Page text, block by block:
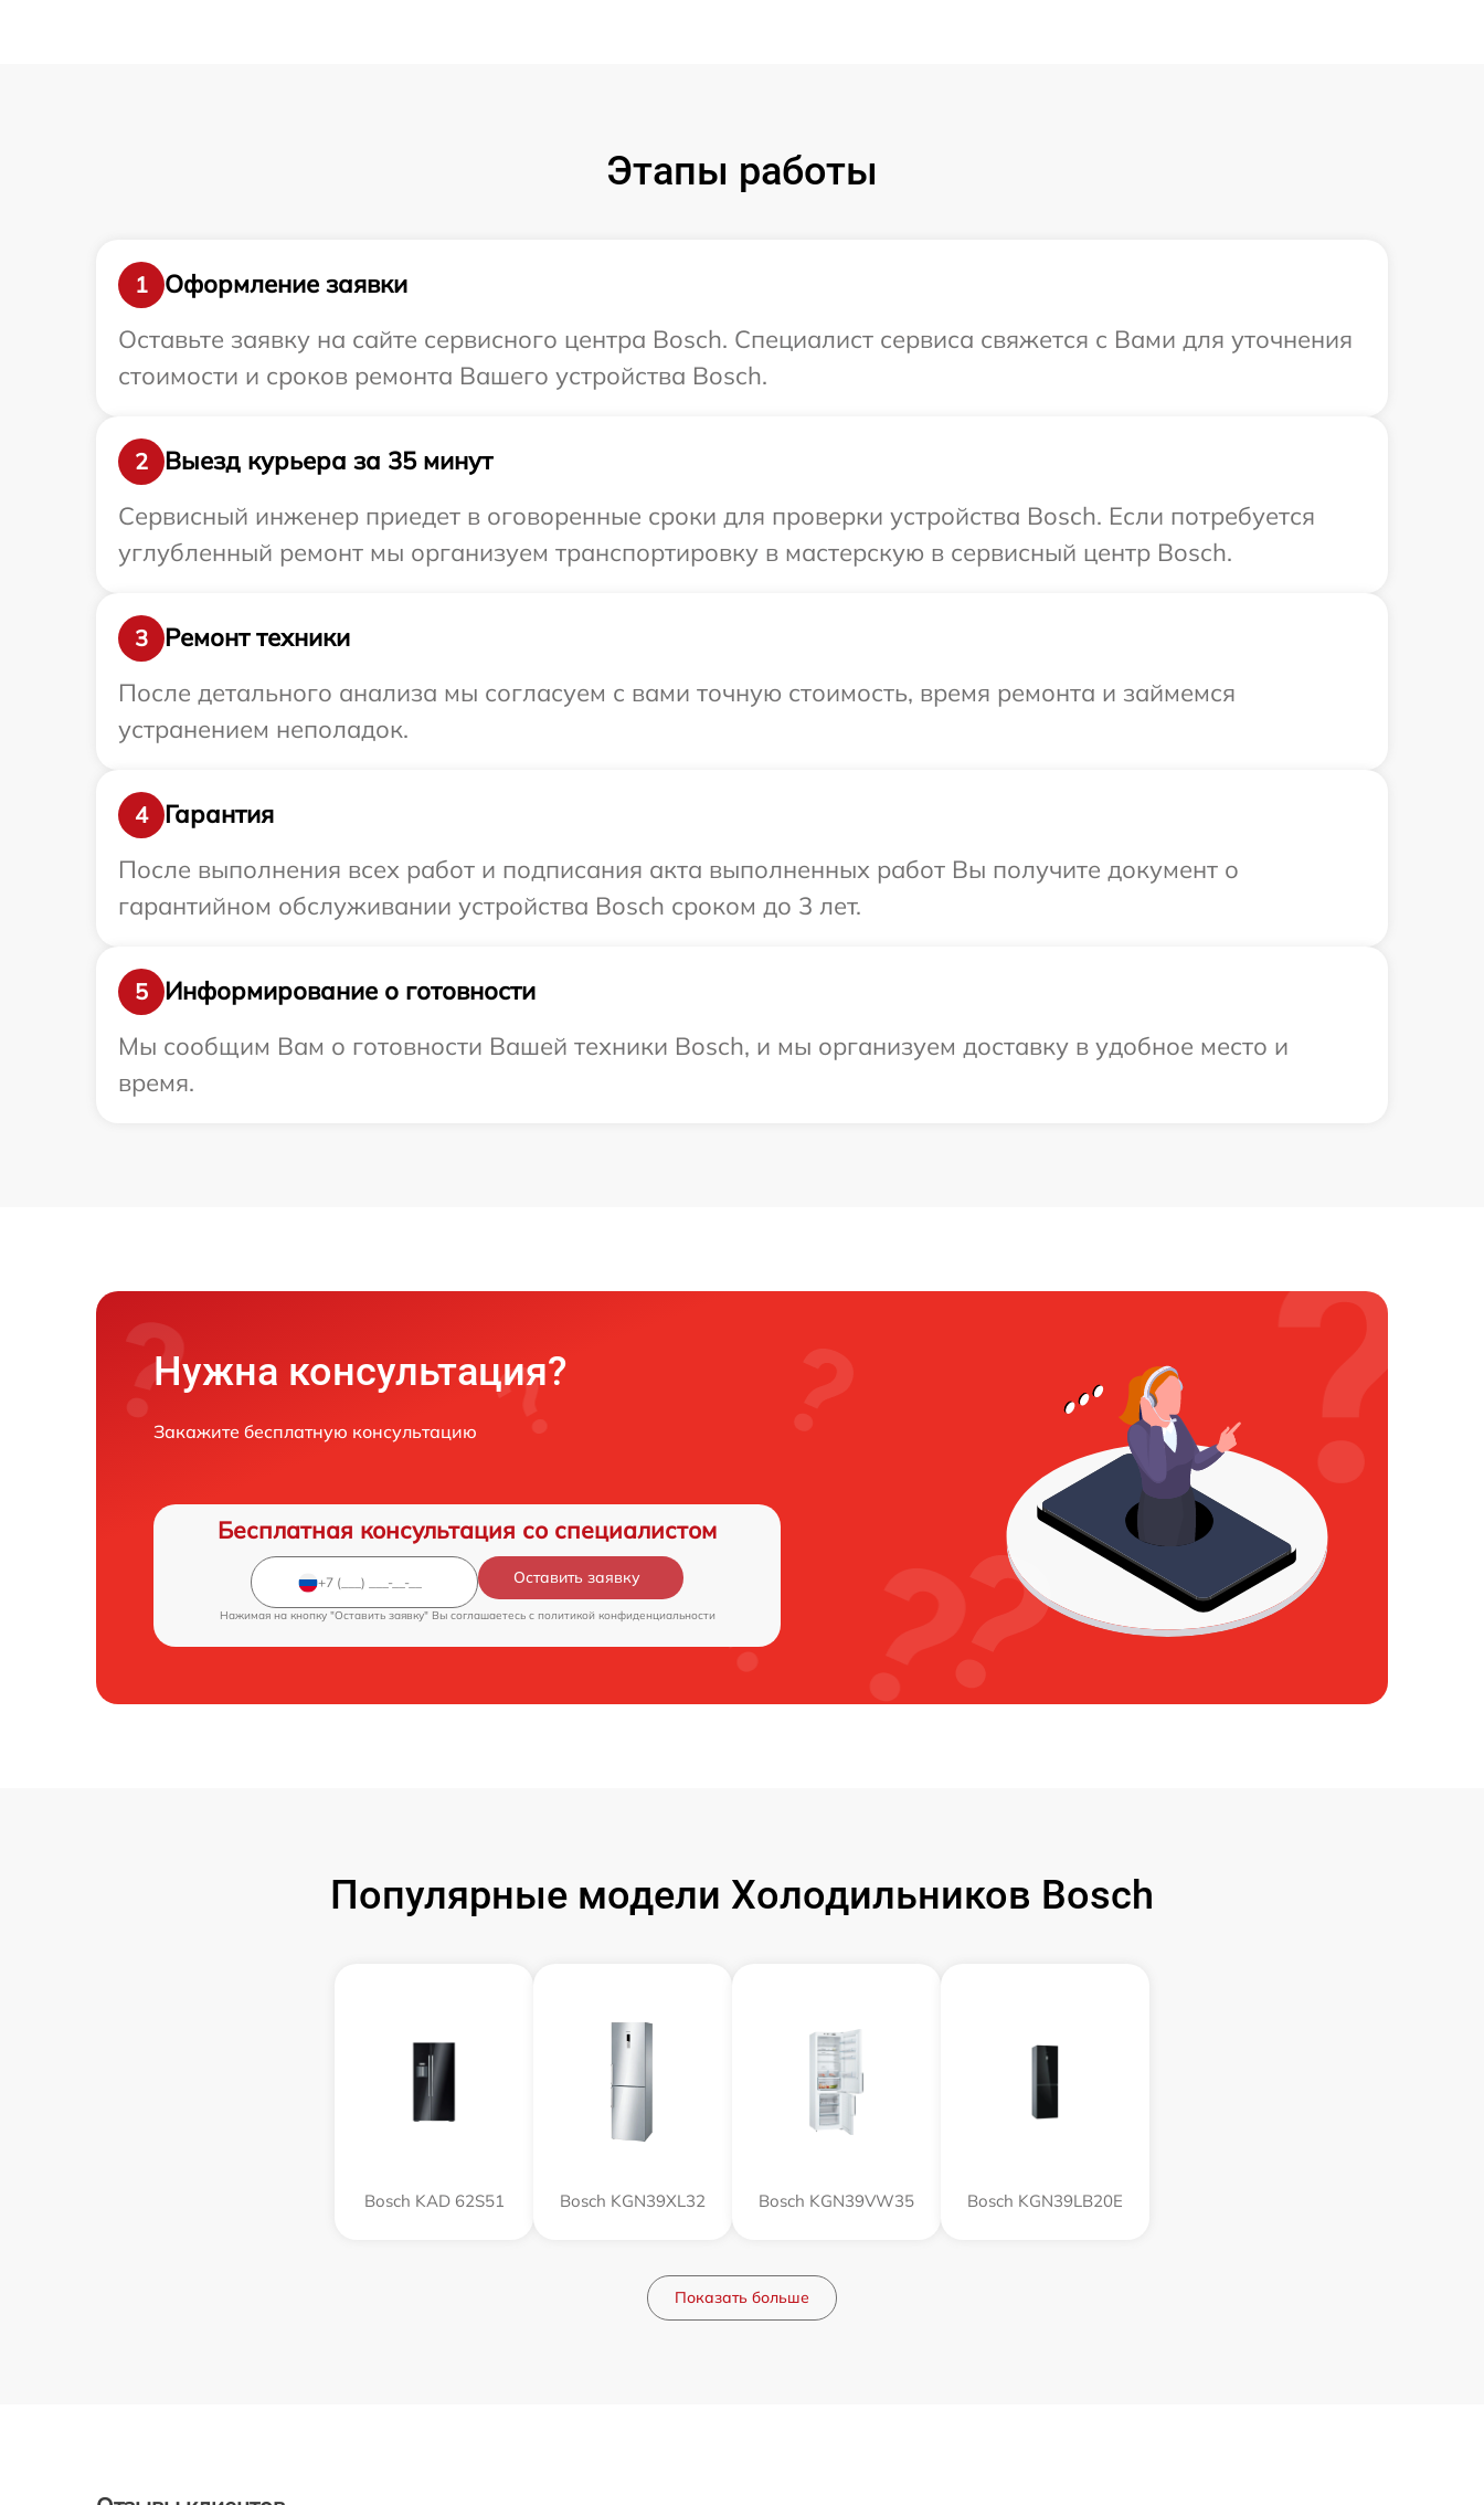
Этапы работы
1
Оформление заявки
Оставьте заявку на сайте сервисного центра Bosch. Специалист сервиса свяжется с Вами для уточнения
стоимости и сроков ремонта Вашего устройства Bosch.
2
Выезд курьера за 35 минут
Сервисный инженер приедет в оговоренные сроки для проверки устройства Bosch. Если потребуется
углубленный ремонт мы организуем транспортировку в мастерскую в сервисный центр Bosch.
3
Ремонт техники
После детального анализа мы согласуем с вами точную стоимость, время ремонта и займемся
устранением неполадок.
4
Гарантия
После выполнения всех работ и подписания акта выполненных работ Вы получите документ о
гарантийном обслуживании устройства Bosch сроком до 3 лет.
5
Информирование о готовности
Мы сообщим Вам о готовности Вашей техники Bosch, и мы организуем доставку в удобное место и
время.
Нужна консультация?
Закажите бесплатную консультацию
Бесплатная консультация со специалистом
Оставить заявку
Нажимая на кнопку "Оставить заявку" Вы соглашаетесь c политикой конфиденциальности
Популярные модели Холодильников Bosch
Bosch KAD 62S51 Bosch KGN39XL32 Bosch KGN39VW35 Bosch KGN39LB20E
Показать больше